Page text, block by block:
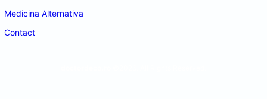
Medicina Alternativa
Contact